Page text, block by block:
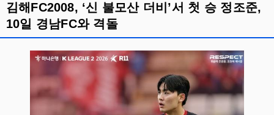
김해FC2008, ‘신 불모산 더비’서 첫 승 정조준,
10일 경남FC와 격돌